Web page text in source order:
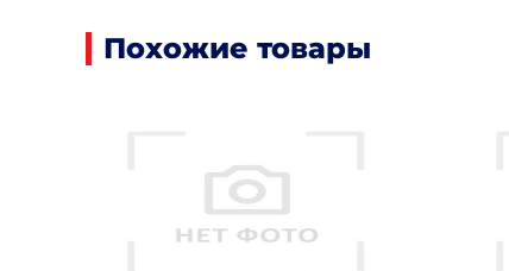
Похожие товары